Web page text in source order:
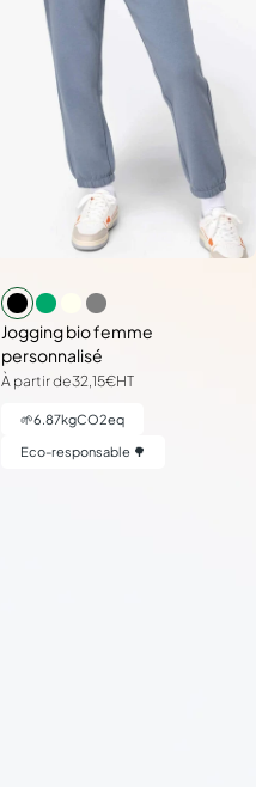
Jogging bio femme
personnalisé
À partir de32,15€HT
🌱6.87kgCO2eq
Eco-responsable 🌳